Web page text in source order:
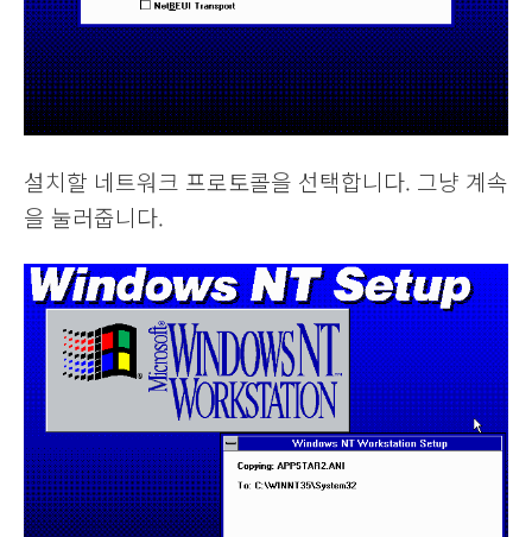
설치할 네트워크 프로토콜을 선택합니다. 그냥 계속
을 눌러줍니다.